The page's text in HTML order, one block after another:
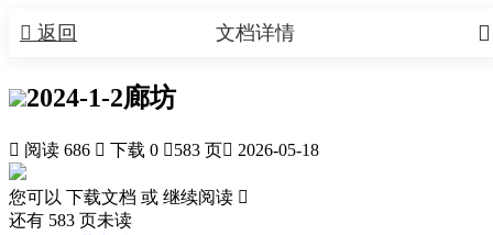
 返回 
文档详情
2024-1-2廊坊
 阅读 686  下载 0 583 页 2026-05-18
您可以 下载文档 或 继续阅读 
还有 583 页未读